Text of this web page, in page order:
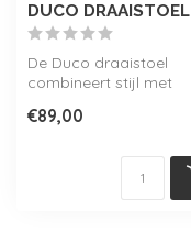
DUCO DRAAISTOEL
De Duco draaistoel
combineert stijl met
zachte bekle...
€89,00